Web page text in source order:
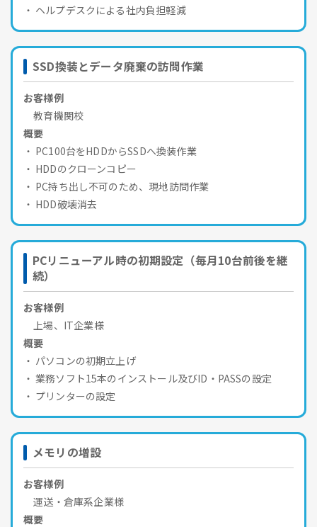
ヘルプデスクによる社内負担軽減
SSD換装とデータ廃棄の訪問作業
お客様例
教育機関校
概要
PC100台をHDDからSSDへ換装作業
HDDのクローンコピー
PC持ち出し不可のため、現地訪問作業
HDD破壊消去
PCリニューアル時の初期設定（毎月10台前後を継
続）
お客様例
上場、IT企業様
概要
パソコンの初期立上げ
業務ソフト15本のインストール及びID・PASSの設定
プリンターの設定
メモリの増設
お客様例
運送・倉庫系企業様
概要